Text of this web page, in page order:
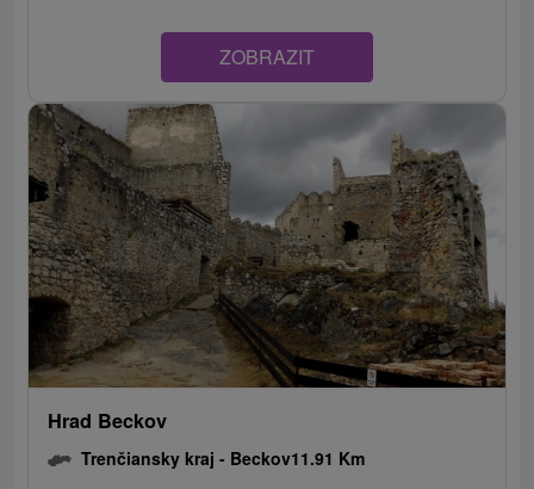
ZOBRAZIT
Hrad Beckov
Trenčiansky kraj - Beckov11.91 Km